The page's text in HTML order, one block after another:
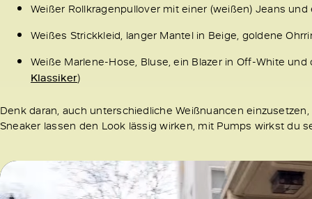
Weißer Rollkragenpullover mit einer (weißen) Jeans
Weißes Strickkleid, langer Mantel in Beige, goldene
Weiße Marlene-Hose, Bluse, ein Blazer in Off-White
Klassiker)
Denk daran, auch unterschiedliche Weißnuancen
Sneaker lassen den Look lässig wirken, mit Pumps wirkst du